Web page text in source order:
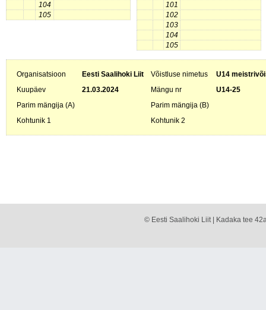
104
105
101
102
103
104
105
Organisatsioon Eesti Saalihoki Liit Võistluse nimetus
U14
Kuupäev
21.03.2024 Mängu nr
U14-25
Parim mängija (A)
Parim mängija (B)
Kohtunik 1
Kohtunik 2
© Eesti Saalihoki Liit | Kadaka tee